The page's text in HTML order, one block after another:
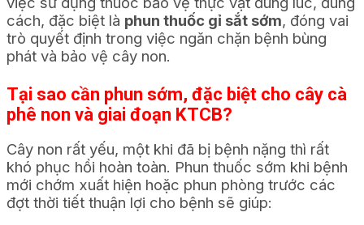
cách, đặc biệt là phun thuốc gỉ sắt sớm, đóng vai
trò quyết định trong việc ngăn chặn bệnh bùng
phát và bảo vệ cây non.
Tại sao cần phun sớm, đặc biệt cho cây cà
phê non và giai đoạn KTCB?
Cây non rất yếu, một khi đã bị bệnh nặng thì rất
khó phục hồi hoàn toàn. Phun thuốc sớm khi bệnh
mới chớm xuất hiện hoặc phun phòng trước các
đợt thời tiết thuận lợi cho bệnh sẽ giúp: